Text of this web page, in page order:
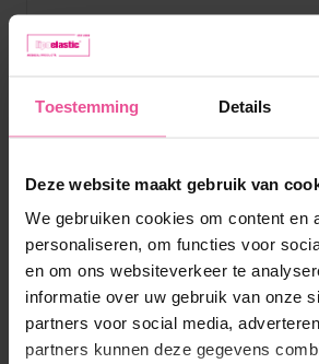
Toestemming Details
Deze website maakt gebruik van
We gebruiken cookies om content en
personaliseren, om functies voor
en om ons websiteverkeer te
informatie over uw gebruik van onze
partners voor social media,
partners kunnen deze gegevens
44,90€